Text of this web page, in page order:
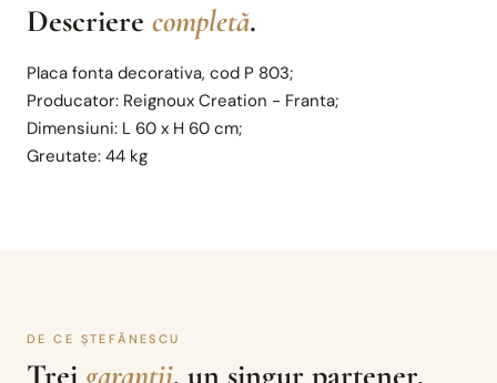
Descriere completă.
Placa fonta decorativa, cod P 803;
Producator: Reignoux Creation - Franta;
Dimensiuni: L 60 x H 60 cm;
Greutate: 44 kg
DE CE ȘTEFĂNESCU
Trei garanții, un singur partener.